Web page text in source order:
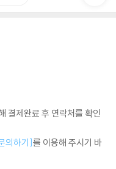
결제완료 후 연락처를 확인
의하기]를 이용해 주시기 바